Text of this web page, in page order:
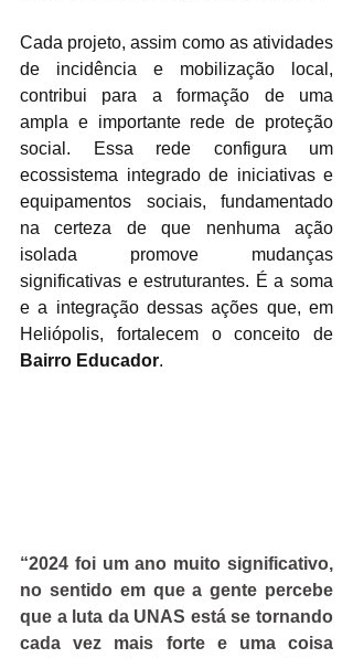
Cada projeto, assim como as atividades
de incidência e mobilização local,
contribui para a formação de uma
ampla e importante rede de proteção
social. Essa rede configura um
ecossistema integrado de iniciativas e
equipamentos sociais, fundamentado
na certeza de que nenhuma ação
isolada promove mudanças
significativas e estruturantes. É a soma
e a integração dessas ações que, em
Bairro Educador.
“2024 foi um ano muito significativo,
no sentido em que a gente percebe
que a luta da UNAS está se tornando
cada vez mais forte e uma coisa